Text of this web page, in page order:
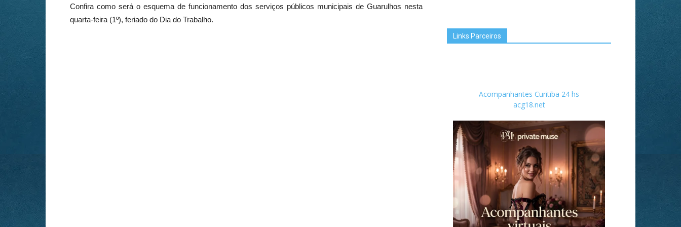
Confira como será o esquema de funcionamento dos serviços públicos municipais de Guarulhos nesta
quarta-feira (1º), feriado do Dia do Trabalho.
Links Parceiros
Acompanhantes Curitiba 24 hs
acg18.net